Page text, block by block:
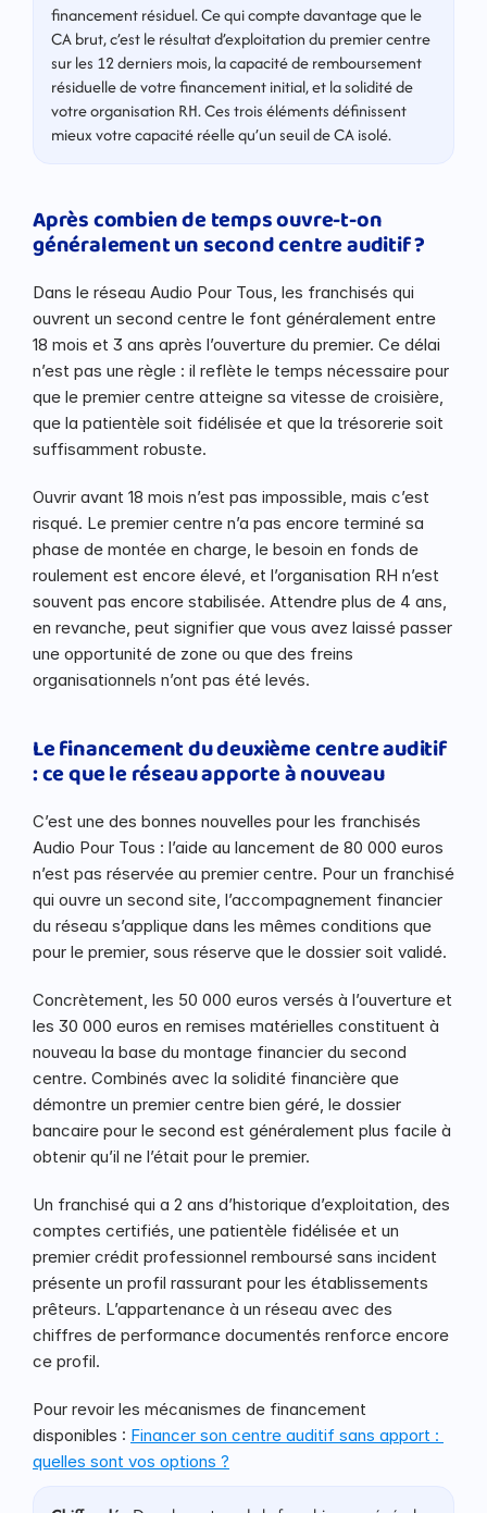
financement résiduel. Ce qui compte davantage que le
CA brut, c’est le résultat d’exploitation du premier centre
sur les 12 derniers mois, la capacité de remboursement
résiduelle de votre financement initial, et la solidité de
votre organisation RH. Ces trois éléments définissent
mieux votre capacité réelle qu’un seuil de CA isolé.
Après combien de temps ouvre-t-on
généralement un second centre auditif ?
Dans le réseau Audio Pour Tous, les franchisés qui
ouvrent un second centre le font généralement entre
18 mois et 3 ans après l’ouverture du premier. Ce délai
n’est pas une règle : il reflète le temps nécessaire pour
que le premier centre atteigne sa vitesse de croisière,
que la patientèle soit fidélisée et que la trésorerie soit
suffisamment robuste.
Ouvrir avant 18 mois n’est pas impossible, mais c’est
risqué. Le premier centre n’a pas encore terminé sa
phase de montée en charge, le besoin en fonds de
roulement est encore élevé, et l’organisation RH n’est
souvent pas encore stabilisée. Attendre plus de 4 ans,
en revanche, peut signifier que vous avez laissé passer
une opportunité de zone ou que des freins
organisationnels n’ont pas été levés.
Le financement du deuxième centre auditif
: ce que le réseau apporte à nouveau
C’est une des bonnes nouvelles pour les franchisés
Audio Pour Tous : l’aide au lancement de 80 000 euros
n’est pas réservée au premier centre. Pour un franchisé
qui ouvre un second site, l’accompagnement financier
du réseau s’applique dans les mêmes conditions que
pour le premier, sous réserve que le dossier soit validé.
Concrètement, les 50 000 euros versés à l’ouverture et
les 30 000 euros en remises matérielles constituent à
nouveau la base du montage financier du second
centre. Combinés avec la solidité financière que
démontre un premier centre bien géré, le dossier
bancaire pour le second est généralement plus facile à
obtenir qu’il ne l’était pour le premier.
Un franchisé qui a 2 ans d’historique d’exploitation, des
comptes certifiés, une patientèle fidélisée et un
premier crédit professionnel remboursé sans incident
présente un profil rassurant pour les établissements
prêteurs. L’appartenance à un réseau avec des
chiffres de performance documentés renforce encore
ce profil.
Pour revoir les mécanismes de financement
disponibles : Financer son centre auditif sans apport :
quelles sont vos options ?